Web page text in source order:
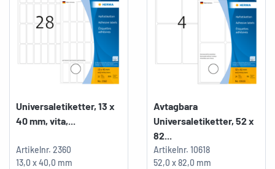
Universaletiketter, 13 x
40 mm, vita,...
Artikelnr. 2360
13,0 x 40,0 mm
Avtagbara
Universaletiketter, 52 x
82...
Artikelnr. 10618
52,0 x 82,0 mm